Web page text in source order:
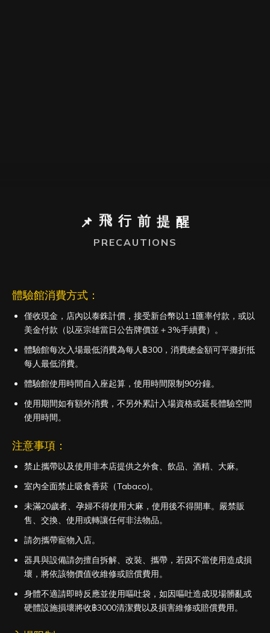
📌 飛 行 前 提 醒
PRECAUTIONS
體驗館消費方式：
僅收現金，店內以泰銖計價，接受新台幣以1:1匯率付款，或以
美金付款（以巫宗雄當日公告牌價並＋3%手續費）。
體驗館每次入場最低消費為每人฿300，消費總金額可平攤折抵
每人最低消費。
體驗館使用時間自入座起算，使用時間限制90分鐘。
使用期間如有額外消費，不另外累計入場資格或延長體驗空間
使用時間。
注意事項：
禁止攜帶以及使用非本店提供之外食、飲品、酒精、大麻。
室內全面禁止吸食香菸（Tabaco)。
未滿20歲者、孕婦不得使用大麻，使用後不得開車。嚴禁販
售、交換、使用或轉讓任何非法物品。
請勿攜帶寵物入店。
器具與設備請勿擅自拆解、改裝、攜帶，若因不當使用造成損
壞，將依該物價值收維修或賠償費用。
身體不適請即時反應並使用嘔吐袋，如因嘔吐造成現場髒亂或
硬體設施損壞將收฿3000清潔費以及損害維修或賠償費用。